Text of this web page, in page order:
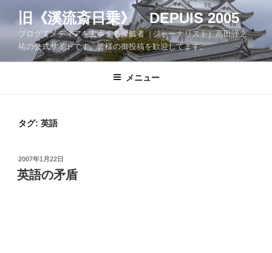
ツ
旧《溪流斎日乗》 DEPUIS 2005
ブログでメディアを主宰する操觚者（ジャーナリスト）高田謹之
祐の公式サイトです。皆様の御投稿を歓迎してます。
メニュー
タグ: 英語
投
稿
日:
2007年1月22日
英語の矛盾